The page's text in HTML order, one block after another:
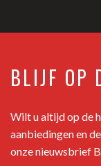
BLIJF OP
Wilt u altijd op de
aanbiedingen en
onze nieuwsbrief